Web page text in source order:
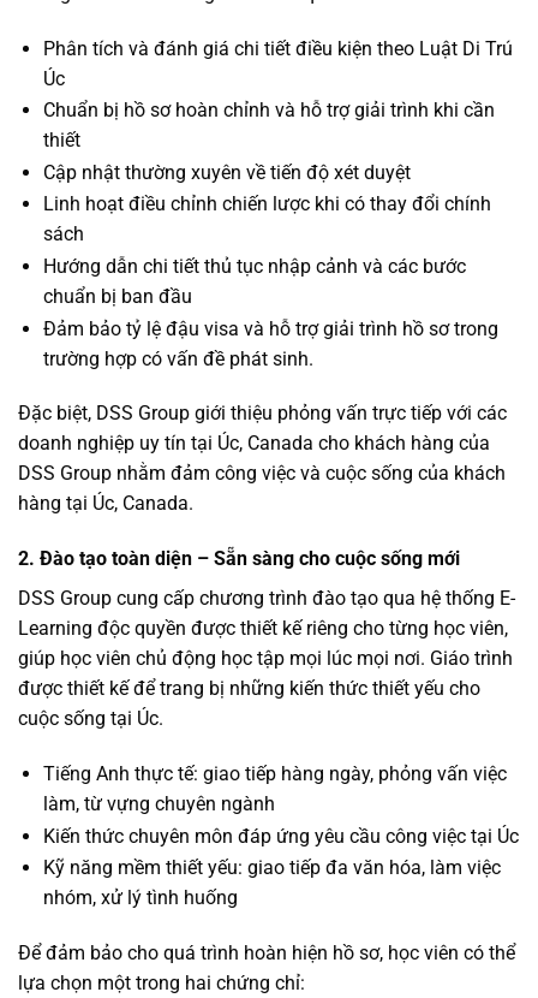
Phân tích và đánh giá chi tiết điều kiện theo Luật Di Trú
Úc
Chuẩn bị hồ sơ hoàn chỉnh và hỗ trợ giải trình khi cần
thiết
Cập nhật thường xuyên về tiến độ xét duyệt
Linh hoạt điều chỉnh chiến lược khi có thay đổi chính
sách
Hướng dẫn chi tiết thủ tục nhập cảnh và các bước
chuẩn bị ban đầu
Đảm bảo tỷ lệ đậu visa và hỗ trợ giải trình hồ sơ trong
trường hợp có vấn đề phát sinh.
Đặc biệt, DSS Group giới thiệu phỏng vấn trực tiếp với các
doanh nghiệp uy tín tại Úc, Canada cho khách hàng của
DSS Group nhằm đảm công việc và cuộc sống của khách
hàng tại Úc, Canada.
2. Đào tạo toàn diện – Sẵn sàng cho cuộc sống mới
DSS Group cung cấp chương trình đào tạo qua hệ thống E-
Learning độc quyền được thiết kế riêng cho từng học viên,
giúp học viên chủ động học tập mọi lúc mọi nơi. Giáo trình
được thiết kế để trang bị những kiến thức thiết yếu cho
cuộc sống tại Úc.
Tiếng Anh thực tế: giao tiếp hàng ngày, phỏng vấn việc
làm, từ vựng chuyên ngành
Kiến thức chuyên môn đáp ứng yêu cầu công việc tại Úc
Kỹ năng mềm thiết yếu: giao tiếp đa văn hóa, làm việc
nhóm, xử lý tình huống
Để đảm bảo cho quá trình hoàn hiện hồ sơ, học viên có thể
lựa chọn một trong hai chứng chỉ: